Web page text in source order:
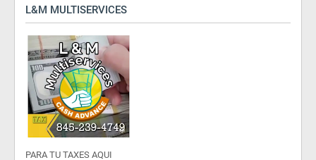
L&M MULTISERVICES
PARA TU TAXES AQUI